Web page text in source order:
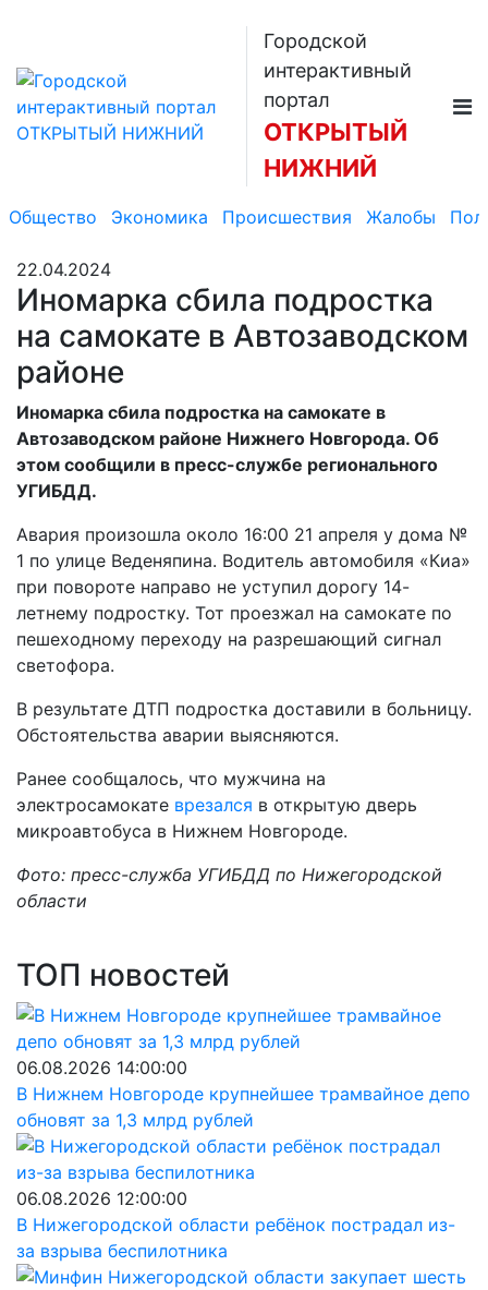
Городской
интерактивный
портал
ОТКРЫТЫЙ
НИЖНИЙ
Общество Экономика Происшествия Жалобы
22.04.2024
Иномарка сбила подростка
на самокате в Автозаводском
районе
Иномарка сбила подростка на самокате в
Автозаводском районе Нижнего Новгорода. Об
этом сообщили в пресс-службе регионального
УГИБДД.
Авария произошла около 16:00 21 апреля у дома №
1 по улице Веденяпина. Водитель автомобиля «Киа»
при повороте направо не уступил дорогу 14-
летнему подростку. Тот проезжал на самокате по
пешеходному переходу на разрешающий сигнал
светофора.
В результате ДТП подростка доставили в больницу.
Обстоятельства аварии выясняются.
Ранее сообщалось, что мужчина на
электросамокате врезался в открытую дверь
микроавтобуса в Нижнем Новгороде.
Фото: пресс-служба УГИБДД по Нижегородской
области
ТОП новостей
06.08.2026 14:00:00
В Нижнем Новгороде крупнейшее трамвайное депо
обновят за 1,3 млрд рублей
06.08.2026 12:00:00
В Нижегородской области ребёнок пострадал из-
за взрыва беспилотника